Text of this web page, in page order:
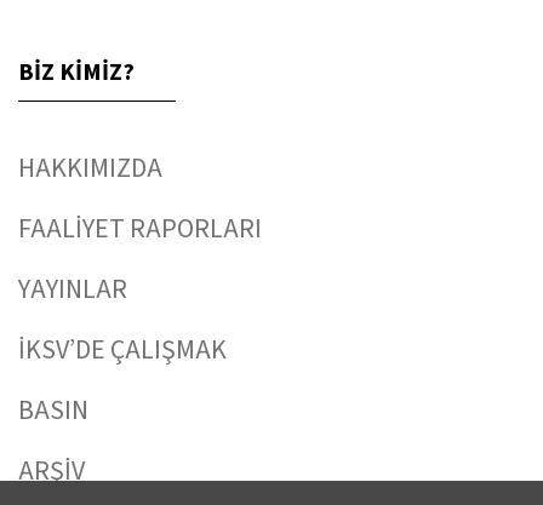
BİZ KİMİZ?
HAKKIMIZDA
FAALİYET RAPORLARI
YAYINLAR
İKSV’DE ÇALIŞMAK
BASIN
ARŞİV